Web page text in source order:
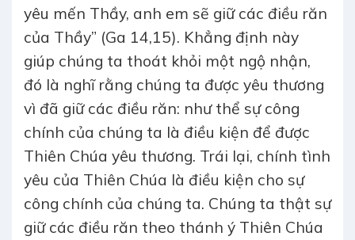
yêu mến Thầy, anh em sẽ giữ các điều răn
của Thầy” (Ga 14,15). Khẳng định này
giúp chúng ta thoát khỏi một ngộ nhận,
đó là nghĩ rằng chúng ta được yêu thương
vì đã giữ các điều răn: như thể sự công
chính của chúng ta là điều kiện để được
Thiên Chúa yêu thương. Trái lại, chính tình
yêu của Thiên Chúa là điều kiện cho sự
công chính của chúng ta. Chúng ta thật sự
giữ các điều răn theo thánh ý Thiên Chúa